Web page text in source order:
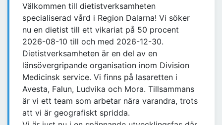
Välkommen till dietistverksamheten
specialiserad vård i Region Dalarna! Vi söker
nu en dietist till ett vikariat på 50 procent
2026-08-10 till och med 2026-12-30.
Dietistverksamheten är en del av en
länsövergripande organisation inom Division
Medicinsk service. Vi finns på lasaretten i
Avesta, Falun, Ludvika och Mora. Tillsammans
är vi ett team som arbetar nära varandra, trots
att vi är geografiskt spridda.